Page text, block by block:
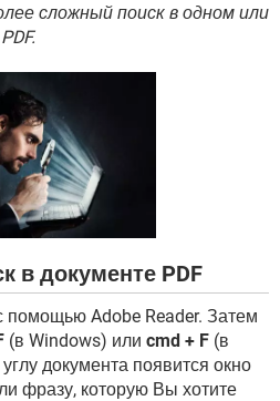
GOOGLE
сложный поиск в одном или
в документе PDF
помощью Adobe Reader. Затем
(в Windows) или cmd + F (в
документа появится окно
фразу, которую Вы хотите